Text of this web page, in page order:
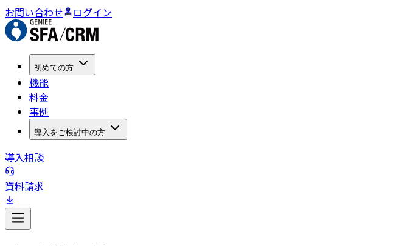
お問い合わせ ログイン
初めての方
機能
料金
事例
導入をご検討中の方
導入相談
資料請求